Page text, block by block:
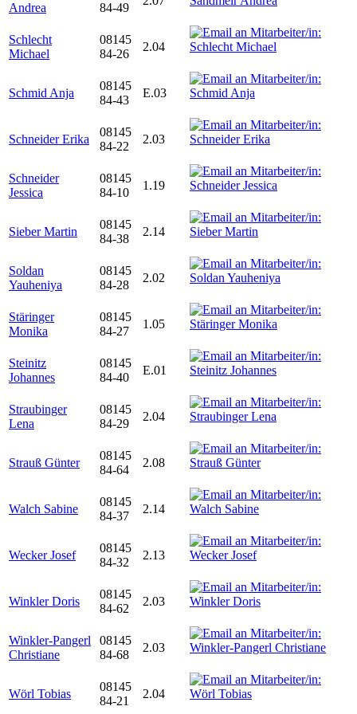
Andrea
84-49
Schlecht
Michael
08145
84-26
2.04
Schmid Anja
08145
84-43
E.03
Schneider Erika
08145
84-22
2.03
Schneider
Jessica
08145
84-10
1.19
Sieber Martin
08145
84-38
2.14
Soldan
Yauheniya
08145
84-28
2.02
Stäringer
Monika
08145
84-27
1.05
Steinitz
Johannes
08145
84-40
E.01
Straubinger
Lena
08145
84-29
2.04
Strauß Günter
08145
84-64
2.08
Walch Sabine
08145
84-37
2.14
Wecker Josef
08145
84-32
2.13
Winkler Doris
08145
84-62
2.03
Winkler-Pangerl
Christiane
08145
84-68
2.03
Wörl Tobias
08145
84-21
2.04